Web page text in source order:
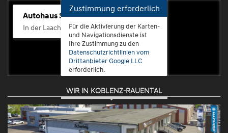
Autohaus Scherhag
In der Laach 76, 56072 Koblenz-Güls
Zustimmung erforderlich
Für die Aktivierung der Karten-
und Navigationsdienste ist
Ihre Zustimmung zu den
Datenschutzrichtlinien vom
Drittanbieter Google LLC
erforderlich.
Zustimmen
und
aktivieren
WIR IN KOBLENZ-RAUENTAL